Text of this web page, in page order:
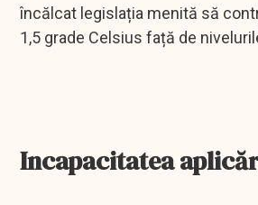
încălcat legislația menită să
1,5 grade Celsius față de
Incapacitatea